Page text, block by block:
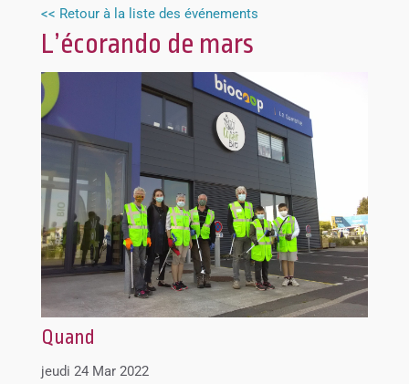
<< Retour à la liste des événements
L’écorando de mars
Quand
jeudi 24 Mar 2022